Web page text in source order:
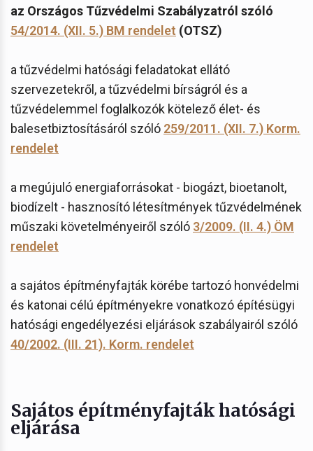
az Országos Tűzvédelmi Szabályzatról szóló
54/2014. (XII. 5.) BM rendelet (OTSZ)
a tűzvédelmi hatósági feladatokat ellátó
szervezetekről, a tűzvédelmi bírságról és a
tűzvédelemmel foglalkozók kötelező élet- és
balesetbiztosításáról szóló 259/2011. (XII. 7.) Korm.
rendelet
a megújuló energiaforrásokat - biogázt, bioetanolt,
biodízelt - hasznosító létesítmények tűzvédelmének
műszaki követelményeiről szóló 3/2009. (II. 4.) ÖM
rendelet
a sajátos építményfajták körébe tartozó honvédelmi
és katonai célú építményekre vonatkozó építésügyi
hatósági engedélyezési eljárások szabályairól szóló
40/2002. (III. 21). Korm. rendelet
Sajátos építményfajták hatósági
eljárása